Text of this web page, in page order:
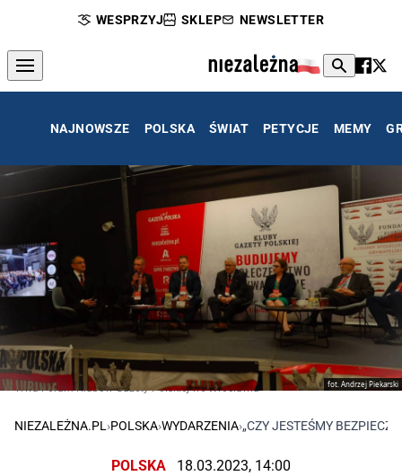
WESPRZYJ SKLEP NEWSLETTER
NAJNOWSZE POLSKA ŚWIAT PETYCJE MEMY
fot. Andrzej Piekarski
Trwa Forum Klubów Gazety Polskiej we Wrocławiu
NIEZALEŻNA.PL ›POLSKA›WYDARZENIA›„CZY JESTEŚMY
POLSKA 18.03.2023, 14:00